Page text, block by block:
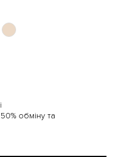
обміну та